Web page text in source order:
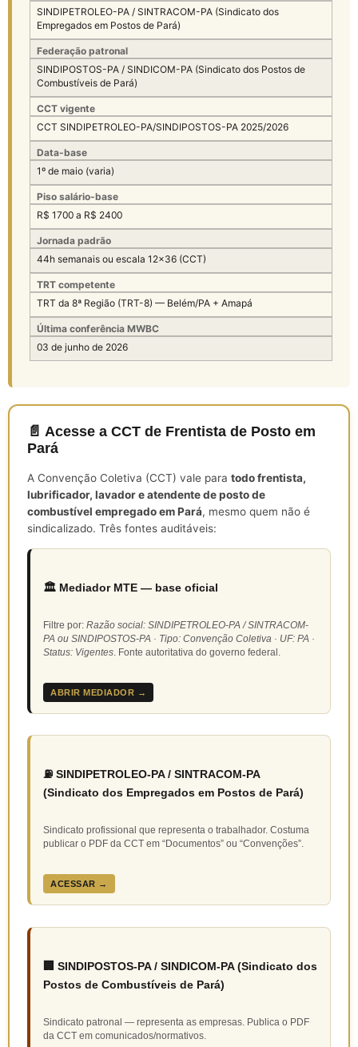
SINDIPETROLEO-PA / SINTRACOM-PA (Sindicato dos
Empregados em Postos de Pará)
Federação patronal
SINDIPOSTOS-PA / SINDICOM-PA (Sindicato dos Postos de
Combustíveis de Pará)
CCT vigente
CCT SINDIPETROLEO-PA/SINDIPOSTOS-PA 2025/2026
Data-base
1º de maio (varia)
Piso salário-base
R$ 1700 a R$ 2400
Jornada padrão
44h semanais ou escala 12×36 (CCT)
TRT competente
TRT da 8ª Região (TRT-8) — Belém/PA + Amapá
Última conferência MWBC
03 de junho de 2026
📄 Acesse a CCT de Frentista de Posto em
Pará
A Convenção Coletiva (CCT) vale para todo frentista,
lubrificador, lavador e atendente de posto de
combustível empregado em Pará, mesmo quem não é
sindicalizado. Três fontes auditáveis:
🏛️ Mediador MTE — base oficial
Filtre por: Razão social: SINDIPETROLEO-PA / SINTRACOM-
PA ou SINDIPOSTOS-PA · Tipo: Convenção Coletiva · UF: PA ·
Status: Vigentes. Fonte autoritativa do governo federal.
ABRIR MEDIADOR →
⛽ SINDIPETROLEO-PA / SINTRACOM-PA
(Sindicato dos Empregados em Postos de Pará)
Sindicato profissional que representa o trabalhador. Costuma
publicar o PDF da CCT em “Documentos” ou “Convenções”.
ACESSAR →
🏢 SINDIPOSTOS-PA / SINDICOM-PA (Sindicato dos
Postos de Combustíveis de Pará)
Sindicato patronal — representa as empresas. Publica o PDF
da CCT em comunicados/normativos.